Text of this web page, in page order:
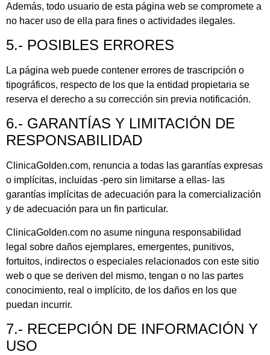
Además, todo usuario de esta página web se compromete a
no hacer uso de ella para fines o actividades ilegales.
5.- POSIBLES ERRORES
La página web puede contener errores de trascripción o
tipográficos, respecto de los que la entidad propietaria se
reserva el derecho a su corrección sin previa notificación.
6.- GARANTÍAS Y LIMITACIÓN DE
RESPONSABILIDAD
ClinicaGolden.com, renuncia a todas las garantías expresas
o implícitas, incluidas -pero sin limitarse a ellas- las
garantías implícitas de adecuación para la comercialización
y de adecuación para un fin particular.
ClinicaGolden.com no asume ninguna responsabilidad
legal sobre daños ejemplares, emergentes, punitivos,
fortuitos, indirectos o especiales relacionados con este sitio
web o que se deriven del mismo, tengan o no las partes
conocimiento, real o implícito, de los daños en los que
puedan incurrir.
7.- RECEPCIÓN DE INFORMACIÓN Y
USO